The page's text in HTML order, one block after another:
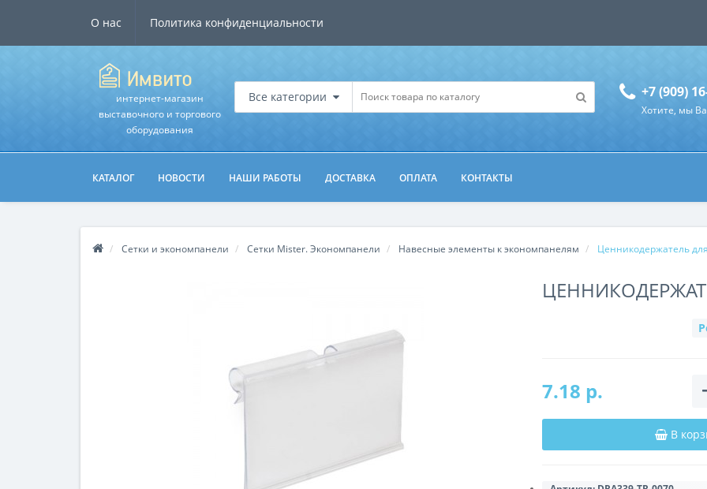
О нас Политика конфиденциальности
интернет-магазин
выставочного и торгового
оборудования
Все категории +7 (909)
Хотите, мы
КАТАЛОГ НОВОСТИ НАШИ РАБОТЫ ДОСТАВКА ОПЛАТА КОНТАКТЫ
Сетки и экономпанели Сетки Mister. Экономпанели Навесные элементы к экономпанелям Ценникодержатель
7.18 р.
В